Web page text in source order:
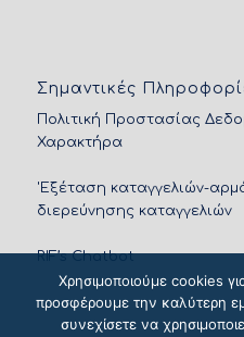
Σημαντικές
Πολιτική Προστασίας
Χαρακτήρα
'Εξέταση καταγγελιών-
διερεύνησης καταγγελιών
RIF’s Chatbot
Χρησιμοποιούμε cookies
προσφέρουμε την καλύτερη
συνεχίσετε να